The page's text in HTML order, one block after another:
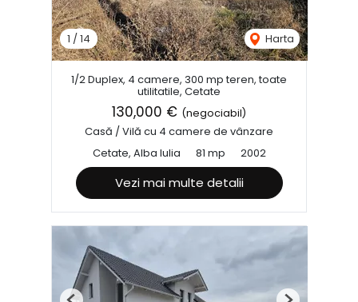
1 /14 Harta
1/2 Duplex, 4 camere, 300 mp teren, toate
utilitatile, Cetate
130,000 € (negociabil)
Casă / Vilă cu 4 camere de vânzare
Cetate, Alba Iulia
81 mp 2002
Vezi mai multe detalii